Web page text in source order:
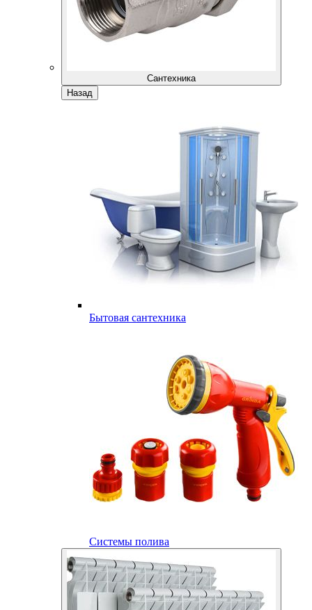
Сантехника
Назад
Бытовая сантехника
Системы полива